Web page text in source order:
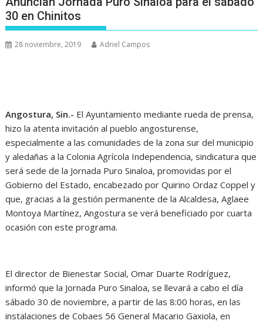
30 en Chinitos
28 noviembre, 2019 Adriel Campos
Angostura, Sin.- El Ayuntamiento mediante rueda de prensa,
hizo la atenta invitación al pueblo angosturense,
especialmente a las comunidades de la zona sur del municipio
y aledañas a la Colonia Agrícola Independencia, sindicatura que
será sede de la Jornada Puro Sinaloa, promovidas por el
Gobierno del Estado, encabezado por Quirino Ordaz Coppel y
que, gracias a la gestión permanente de la Alcaldesa, Aglaee
Montoya Martínez, Angostura se verá beneficiado por cuarta
ocasión con este programa.
El director de Bienestar Social, Omar Duarte Rodríguez,
informó que la Jornada Puro Sinaloa, se llevará a cabo el día
sábado 30 de noviembre, a partir de las 8:00 horas, en las
instalaciones de Cobaes 56 General Macario Gaxiola, en